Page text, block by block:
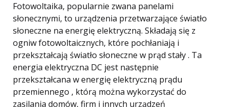
Fotowoltaika, popularnie zwana panelami
słonecznymi, to urządzenia przetwarzające światło
słoneczne na energię elektryczną. Składają się z
ogniw fotowoltaicznych, które pochłaniają i
przekształcają światło słoneczne w prąd stały . Ta
energia elektryczna DC jest następnie
przekształcana w energię elektryczną prądu
przemiennego , którą można wykorzystać do
zasilania domów, firm i innych urządzeń